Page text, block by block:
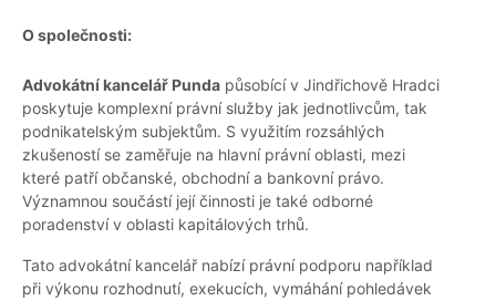
O společnosti:
Advokátní kancelář Punda působící v Jindřichově Hradci
poskytuje komplexní právní služby jak jednotlivcům, tak
podnikatelským subjektům. S využitím rozsáhlých
zkušeností se zaměřuje na hlavní právní oblasti, mezi
které patří občanské, obchodní a bankovní právo.
Významnou součástí její činnosti je také odborné
poradenství v oblasti kapitálových trhů.
Tato advokátní kancelář nabízí právní podporu například
při výkonu rozhodnutí, exekucích, vymáhání pohledávek